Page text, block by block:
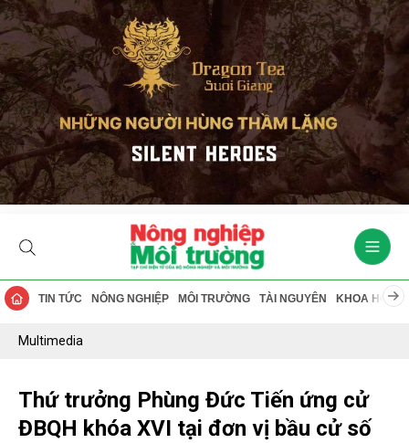
TIN TỨC NÔNG NGHIỆP MÔI TRƯỜNG TÀI NGUYÊN KHOA HỌC
Multimedia
Thứ trưởng Phùng Đức Tiến ứng cử
ĐBQH khóa XVI tại đơn vị bầu cử số